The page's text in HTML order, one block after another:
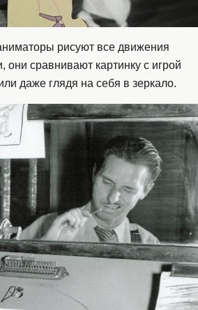
рисуют все движения
они сравнивают картинку с игрой
даже глядя на себя в зеркало.